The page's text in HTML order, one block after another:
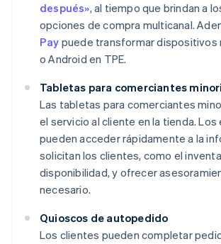
después», al tiempo que brindan a
opciones de compra multicanal.
Pay puede transformar dispositivos
o Android en TPE.
Tabletas para comerciantes
Las tabletas para comerciantes
el servicio al cliente en la tienda. Los
pueden acceder rápidamente a la
solicitan los clientes, como el
disponibilidad, y ofrecer
necesario.
Quioscos de autopedido
Los clientes pueden completar